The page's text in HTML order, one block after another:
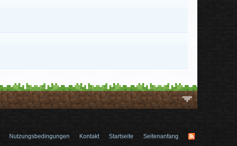
Nutzungsbedingungen Kontakt Startseite Seitenanfang